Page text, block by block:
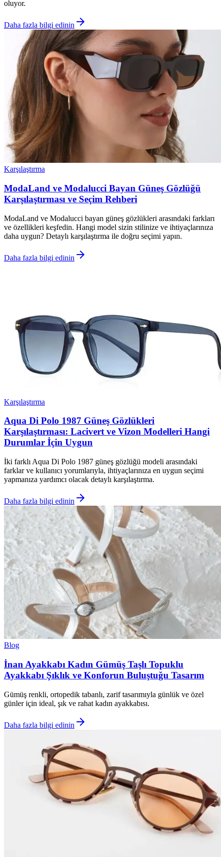
oluyor.
Daha fazla bilgi edinin
Karşılaştırma
ModaLand ve Modalucci Bayan Güneş Gözlüğü
Karşılaştırması ve Seçim Rehberi
ModaLand ve Modalucci bayan güneş gözlükleri arasındaki farkları
ve özellikleri keşfedin. Hangi model sizin stilinize ve ihtiyaçlarınıza
daha uygun? Detaylı karşılaştırma ile doğru seçimi yapın.
Daha fazla bilgi edinin
Karşılaştırma
Aqua Di Polo 1987 Güneş Gözlükleri
Karşılaştırması: Lacivert ve Vizon Modelleri Hangi
Durumlar İçin Uygun
İki farklı Aqua Di Polo 1987 güneş gözlüğü modeli arasındaki
farklar ve kullanıcı yorumlarıyla, ihtiyaçlarınıza en uygun seçimi
yapmanıza yardımcı olacak detaylı karşılaştırma.
Daha fazla bilgi edinin
Blog
İnan Ayakkabı Kadın Gümüş Taşlı Topuklu
Ayakkabı Şıklık ve Konforun Buluştuğu Tasarım
Gümüş renkli, ortopedik tabanlı, zarif tasarımıyla günlük ve özel
günler için ideal, şık ve rahat kadın ayakkabısı.
Daha fazla bilgi edinin